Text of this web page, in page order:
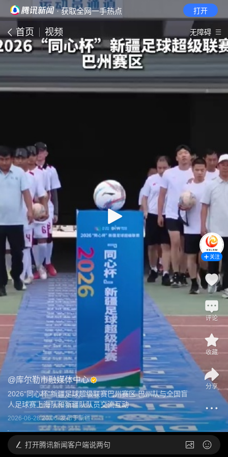
· 获取全网一手热点 打开
首页 视频 无障碍
@库尔勒市融媒体中心
2026“同心杯”新疆足球超级联赛巴州赛区 巴州队与全国盲
人足球赛上海队和新疆队队员交流互动
2026-06-28 20:06 发布于新疆
关注
评论
收藏
分享
打开腾讯新闻客户端说两句